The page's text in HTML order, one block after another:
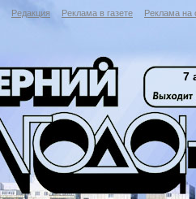
Редакция Реклама в газете Реклама на
7